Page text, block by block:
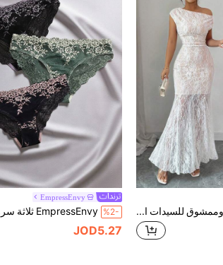
Elenzga فستان أنيق وممشوق للسيدات الشابات، قماش محبوك بتصميم كتف مائل وفتحات دانتيل، مناسب للاستخدام اليومي والعطلات، باللون الأبيض
EmpressEnvy
%2-
JOD5.27